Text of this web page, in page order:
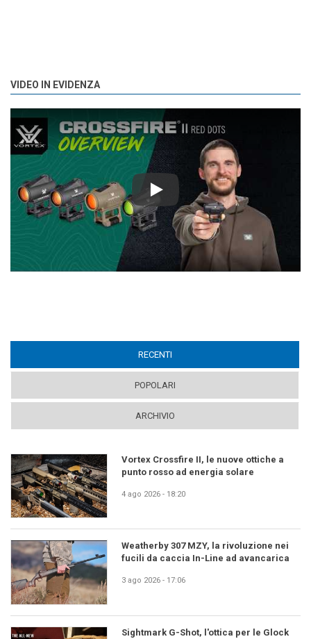
VIDEO IN EVIDENZA
Play
RECENTI
POPOLARI
ARCHIVIO
Vortex Crossfire II, le nuove ottiche a
punto rosso ad energia solare
4 ago 2026 - 18:20
Weatherby 307 MZY, la rivoluzione nei
fucili da caccia In-Line ad avancarica
3 ago 2026 - 17:06
Sightmark G-Shot, l'ottica per le Glock